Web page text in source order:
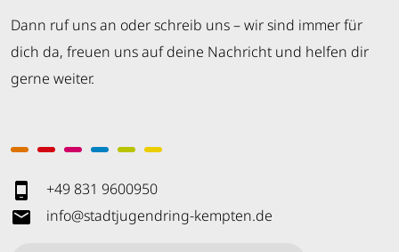
Dann ruf uns an oder schreib uns – wir sind immer für
dich da, freuen uns auf deine Nachricht und helfen dir
gerne weiter.
+49 831 9600950
info@stadtjugendring-kempten.de